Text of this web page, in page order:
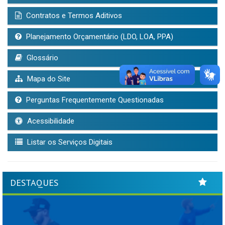
Contratos e Termos Aditivos
Planejamento Orçamentário (LDO, LOA, PPA)
Glossário
Mapa do Site
Perguntas Frequentemente Questionadas
Acessibilidade
Listar os Serviços Digitais
DESTAQUES